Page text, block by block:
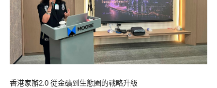
香港家辦2.0 從金礦到生態圈的戰略升級